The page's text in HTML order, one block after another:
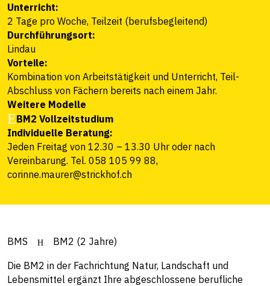
Unterricht:
2 Tage pro Woche, Teilzeit (berufsbegleitend)
Durchführungsort:
Lindau
Vorteile:
Kombination von Arbeitstätigkeit und Unterricht, Teil-
Abschluss von Fächern bereits nach einem Jahr.
Weitere Modelle
BM2 Vollzeitstudium
Individuelle Beratung:
Jeden Freitag von 12.30 – 13.30 Uhr oder nach
Vereinbarung. Tel. 058 105 99 88,
corinne.maurer@strickhof.ch
BMS BM2 (2 Jahre)
Die BM2 in der Fachrichtung Natur, Landschaft und
Lebensmittel ergänzt Ihre abgeschlossene berufliche